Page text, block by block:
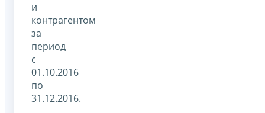
и
контрагентом
за
период
с
01.10.2016
по
31.12.2016.